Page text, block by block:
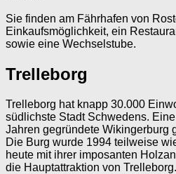
Sie finden am Fährhafen von
Einkaufsmöglichkeit, ein
sowie eine Wechselstube.
Trelleborg
Trelleborg hat knapp 30.000
südlichste Stadt Schwedens.
Jahren gegründete Wikingerburg
Die Burg wurde 1994 teilweise
heute mit ihrer imposanten
die Hauptattraktion von Trelleborg.